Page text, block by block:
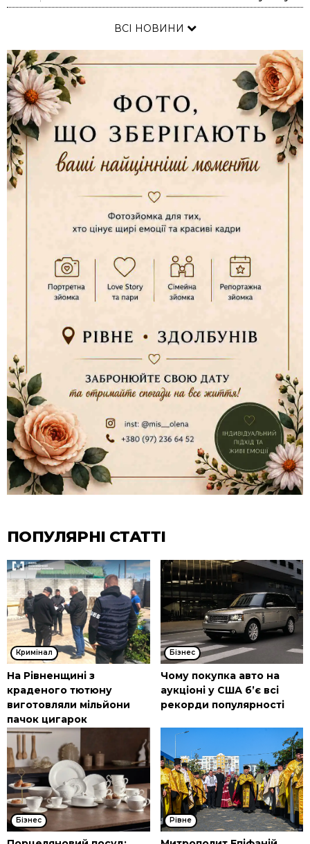
ВСІ НОВИНИ
ПОПУЛЯРНІ СТАТТІ
Кримінал
На Рівненщині з
краденого тютюну
виготовляли мільйони
пачок цигарок
Бізнес
Чому покупка авто на
аукціоні у США б’є всі
рекорди популярності
Бізнес Рівне